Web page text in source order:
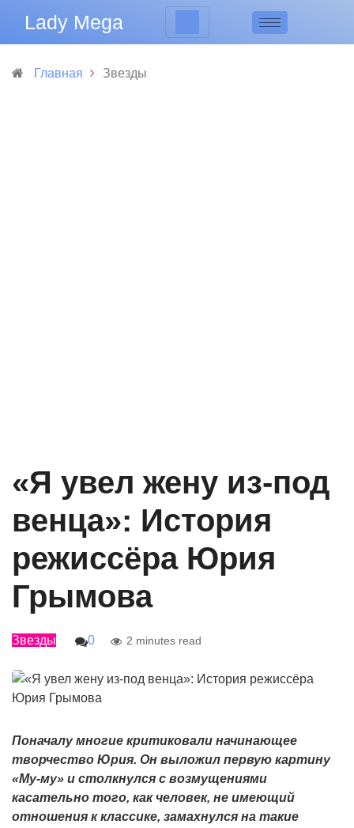
Lady Mega
Главная Звезды
«Я увел жену из-под
венца»: История
режиссёра Юрия
Грымова
Звезды 0 2 minutes read
Поначалу многие критиковали начинающее
творчество Юрия. Он выложил первую картину
«Му-му» и столкнулся с возмущениями
касательно того, как человек, не имеющий
отношения к классике, замахнулся на такие